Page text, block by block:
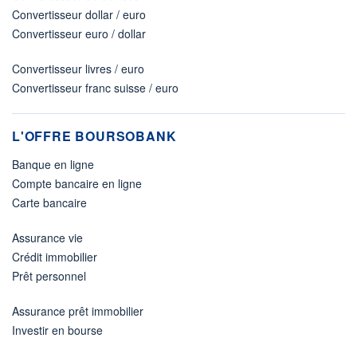
Convertisseur dollar / euro
Convertisseur euro / dollar
Convertisseur livres / euro
Convertisseur franc suisse / euro
L'OFFRE BOURSOBANK
Banque en ligne
Compte bancaire en ligne
Carte bancaire
Assurance vie
Crédit immobilier
Prêt personnel
Assurance prêt immobilier
Investir en bourse